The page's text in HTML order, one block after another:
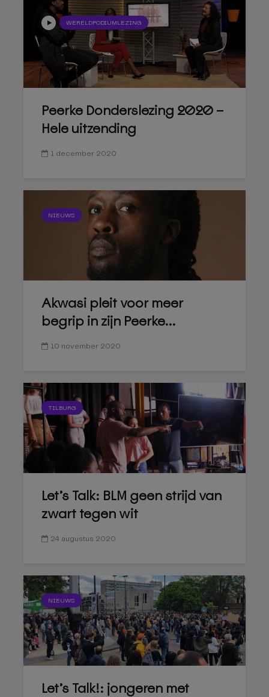
WERELDPODIUMLEZING
Peerke Donderslezing 2020 –
Hele uitzending
1 december 2020
NIEUWS
Akwasi pleit voor meer
begrip in zijn Peerke...
10 november 2020
TILBURG
Let’s Talk: BLM geen strijd van
zwart tegen wit
24 augustus 2020
NIEUWS
Let’s Talk!: jongeren met